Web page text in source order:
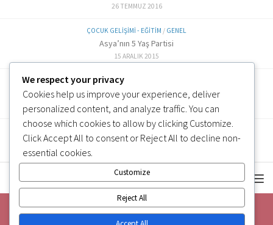
26 TEMMUZ 2016
ÇOCUK GELIŞIMI - EĞITIM / GENEL
Asya’nın 5 Yaş Partisi
15 ARALIK 2015
ALTERNATIF TARIFLER
Labne Peynir Yapımı (6 ve üzeri)
3 OCAK 2019
We respect your privacy
Cookies help us improve your experience, deliver
personalized content, and analyze traffic. You can
choose which cookies to allow by clicking Customize
ClickAccept All to consent or Reject All to decline non-
essential cookies.
Customize
Reject All